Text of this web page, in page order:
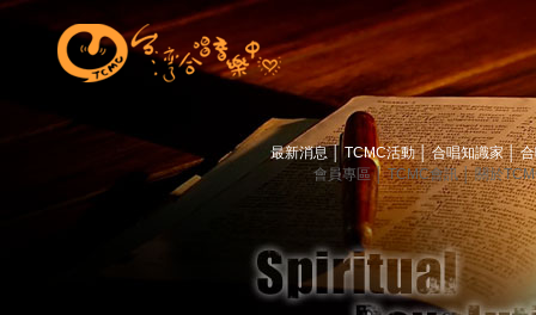
最新消息 TCMC活動│ 合唱知識家│
會員專區│ TCMC會訊│ 關於